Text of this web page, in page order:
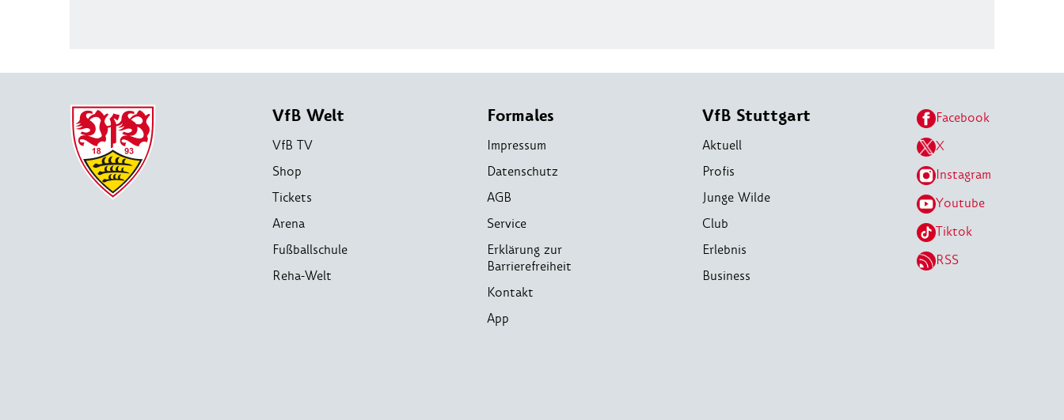
VfB Welt
VfB TV
Shop
Tickets
Arena
Fußballschule
Reha-Welt
Formales
Impressum
Datenschutz
AGB
Service
Erklärung zur
Barrierefreiheit
Kontakt
App
VfB Stuttgart
Aktuell
Profis
Junge Wilde
Club
Erlebnis
Business
Facebook
X
Instagram
Youtube
Tiktok
RSS